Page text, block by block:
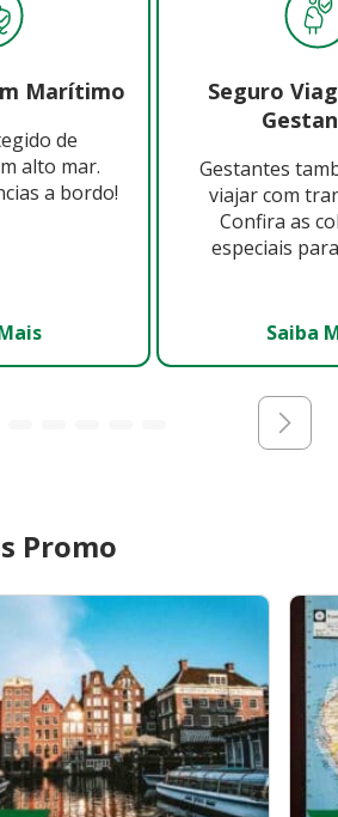
Marítimo
de
alto mar.
a bordo!
Seguro
Gestantes
viajar com
Confira as
especiais
Saiba
Promo